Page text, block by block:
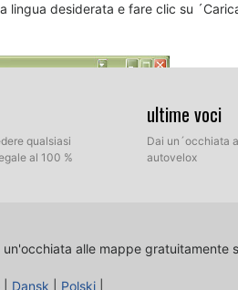
lingua desiderata e fare clic su
qualsiasi
al 100 %
ultime voci
Dai un´occhiata
autovelox
un'occhiata alle mappe gratuitamente
Dansk Polski